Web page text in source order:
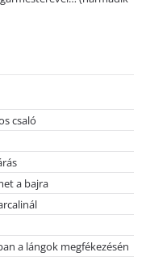
csaló
a bajra
a lángok megfékezésén